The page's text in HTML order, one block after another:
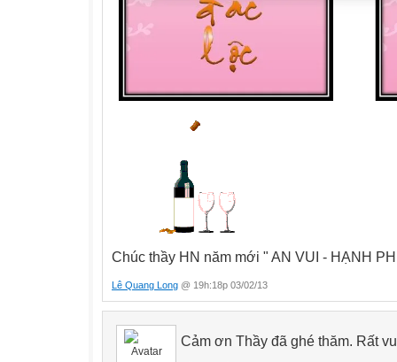
Chúc thầy HN năm mới " AN VUI - HẠNH
Lê Quang Long @ 19h:18p 03/02/13
Cảm ơn Thầy đã ghé thăm. Rất